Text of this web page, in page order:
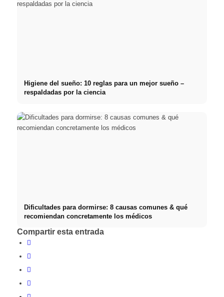
Higiene del sueño: 10 reglas para un mejor sueño –
respaldadas por la ciencia
Dificultades para dormirse: 8 causas comunes & qué
recomiendan concretamente los médicos
Compartir esta entrada